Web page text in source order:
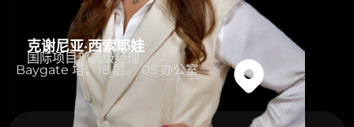
克谢尼亚·西索耶娃
国际项目部高级经理
Baygate 塔，18 层。 05 办公室